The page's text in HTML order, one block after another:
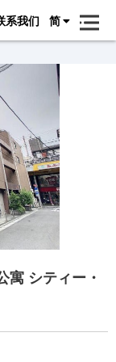
系我们 简
寓 シティー・